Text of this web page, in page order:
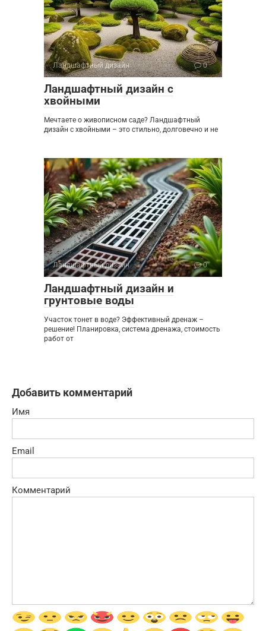
Ландшафтный дизайн 0
Ландшафтный дизайн с
хвойными
Мечтаете о живописном саде? Ландшафтный
дизайн с хвойными – это стильно, долговечно и не
Ландшафтный дизайн 0
Ландшафтный дизайн и
грунтовые воды
Участок тонет в воде? Эффективный дренаж –
решение! Планировка, система дренажа, стоимость
работ от
Добавить комментарий
Имя
Email
Комментарий